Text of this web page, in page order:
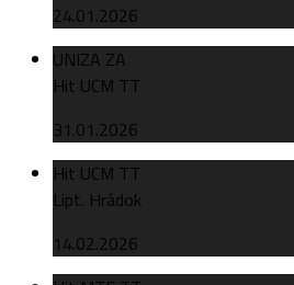
24.01.2026
UNIZA ZA
Hit UCM TT
31.01.2026
Hit UCM TT
Lipt. Hrádok
14.02.2026